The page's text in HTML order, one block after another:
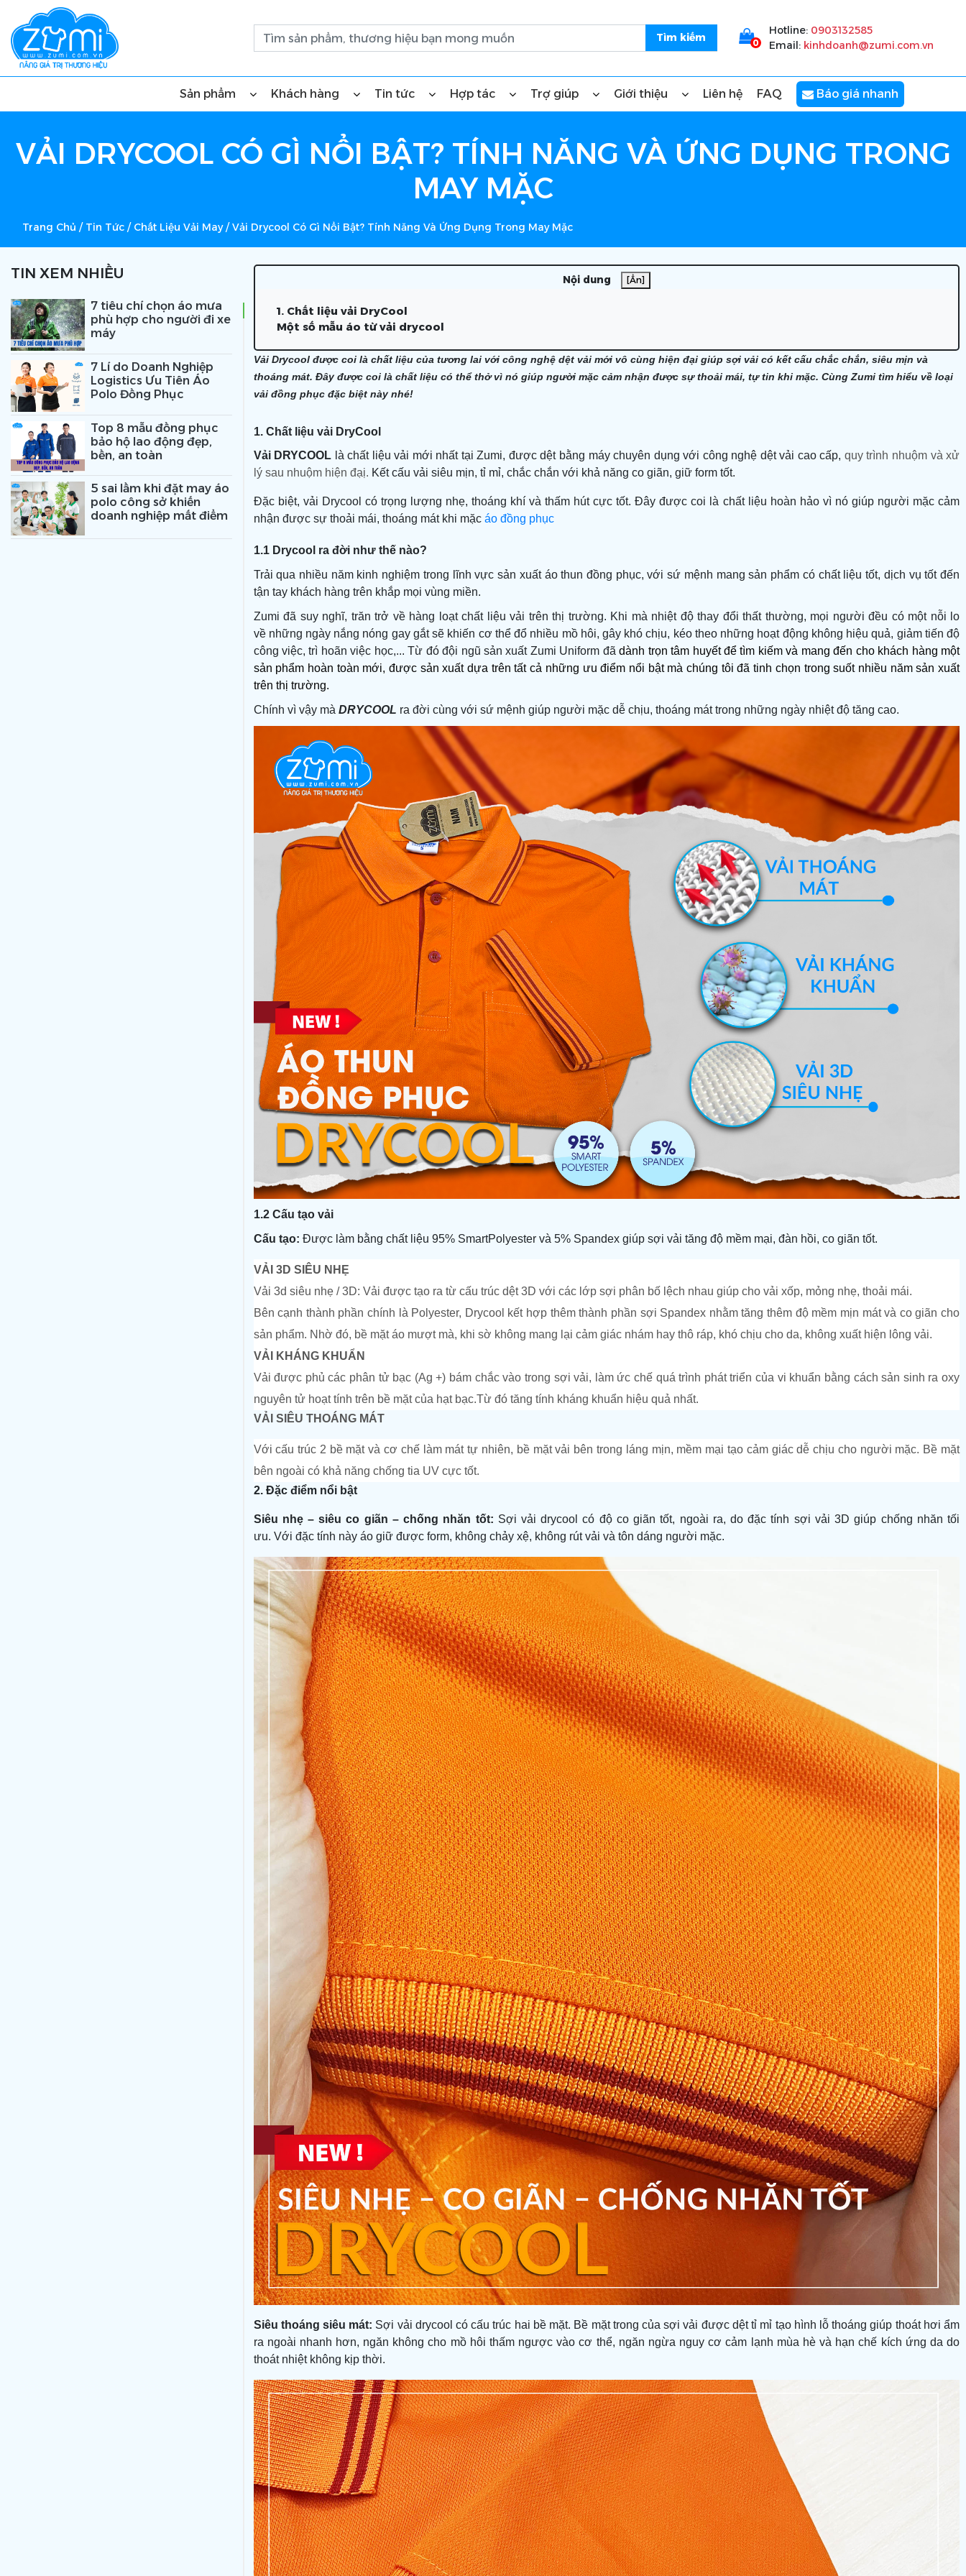
0
Hotline: 0903132585
Email: kinhdoanh@zumi.com.vn
Sản phẩm Khách hàng Tin tức Hợp tác Trợ giúp Giới thiệu Liên hệ FAQ Báo giá nhanh
VẢI DRYCOOL CÓ GÌ NỔI BẬT? TÍNH NĂNG VÀ ỨNG DỤNG TRONG
MAY MẶC
Trang Chủ / Tin Tức / Chất Liệu Vải May / Vải Drycool Có Gì Nổi Bật? Tính Năng Và Ứng Dụng Trong May Mặc
TIN XEM NHIỀU
7 tiêu chí chọn áo mưa
phù hợp cho người đi xe
máy
7 Lí do Doanh Nghiệp
Logistics Ưu Tiên Áo
Polo Đồng Phục
Top 8 mẫu đồng phục
bảo hộ lao động đẹp,
bền, an toàn
5 sai lầm khi đặt may áo
polo công sở khiến
doanh nghiệp mất điểm
Nội dung [Ẩn]
1. Chất liệu vải DryCool
Một số mẫu áo từ vải drycool
Vải Drycool được coi là chất liệu của tương lai với công nghệ dệt vải mới vô cùng hiện đại giúp sợi vải có kết cấu chắc chắn, siêu mịn và
thoáng mát. Đây được coi là chất liệu có thể thở vì nó giúp người mặc cảm nhận được sự thoải mái, tự tin khi mặc. Cùng Zumi tìm hiểu về loại
vải đồng phục đặc biệt này nhé!
1. Chất liệu vải DryCool
Vải DRYCOOL là chất liệuvải mới nhất tại Zumi, được dệt bằng máy chuyên dụng với công nghệ dệt vải cao cấp, quy trình nhuộm và xử
lý sau nhuộm hiện đạị. Kết cấu vải siêu mịn, tỉ mỉ, chắc chắn với khả năng co giãn, giữ form tốt.
Đặc biệt, vải Drycool có trọng lượng nhẹ, thoáng khí và thấm hút cực tốt. Đây được coi là chất liệu hoàn hảo vì nó giúp người mặc cảm
nhận được sự thoải mái, thoáng mátkhi mặc áo đồng phục
1.1 Drycool ra đời như thế nào?
Trải qua nhiều năm kinh nghiệm trong lĩnh vực sản xuất áo thun đồng phục, với sứ mệnh mang sản phẩm có chất liệu tốt, dịch vụ tốt đến
tận tay khách hàng trên khắp mọi vùng miền.
Zumi đã suy nghĩ, trăn trở về hàng loạt chất liệu vải trên thị trường. Khi mà nhiệt độ thay đổi thất thường, mọi người đều có một nỗi lo
về những ngày nắng nóng gay gắt sẽ khiến cơ thể đổ nhiều mồ hôi, gây khó chịu, kéo theo những hoạt động không hiệu quả, giảm tiến độ
công việc, trì hoãn việc học,... Từ đó đội ngũ sản xuất Zumi Uniform đã dành trọn tâm huyết để tìm kiếm và mang đến cho khách hàng một
sản phẩm hoàn toàn mới, được sản xuất dựa trên tất cả những ưu điểm nổi bật mà chúng tôi đã tinh chọn trong suốt nhiều năm sản xuất
trên thị trường.
Chính vì vậy mà DRYCOOL ra đời cùng với sứ mệnh giúp người mặc dễ chịu, thoáng mát trong những ngày nhiệt độ tăng cao.
1.2 Cấu tạo vải
Cấu tạo: Đượclàm bằng chất liệu 95% SmartPolyestervà 5% Spandex giúp sợi vải tăng độ mềm mại, đàn hồi, co giãn tốt.
VẢI 3D SIÊU NHẸ
Vải 3d siêu nhẹ / 3D: Vải được tạo ra từ cấu trúc dệt 3D với các lớp sợi phân bố lệch nhau giúp cho vải xốp, mỏng nhẹ, thoải mái.
Bên cạnh thành phần chính là Polyester, Drycool kết hợp thêm thành phần sợi Spandex nhằm tăng thêm độ mềm mịn mát và co giãn cho
sản phẩm. Nhờ đó, bề mặt áo mượt mà, khi sờ không mang lại cảm giác nhám hay thô ráp, khó chịu cho da, không xuất hiện lông vải.
VẢI
KHÁNGKHUẨN
Vải được phủ các phân tửbạc (Ag +) bám chắc vào trong sợi vải, làm ức chế quá trình phát triển của vi khuẩn bằng cách sản sinh ra oxy
nguyên tử hoạt tính trên bề mặt của hạt bạc.Từ đó tăng tính kháng khuẩn hiệu quả nhất.
VẢI SIÊU THOÁNG MÁT
Với cấu trúc 2 bề mặt và cơ chế làm mát tự nhiên, bề mặtvải bên trong láng mịn, mềm mại tạo cảm giác dễ chịu cho người mặc. Bề mặt
bên ngoài có khả năng chống tia UV cực tốt.
2. Đặc điểm nổi bật
Siêu nhẹ – siêu co giãn – chống nhăn tốt: Sợi vải drycool có độ co giãn tốt, ngoài ra, do đặc tính sợi vải 3D giúp chống nhăntối
ưu. Với đặc tính này áo giữ được form, không chảy xệ, không rút vải và tôn dáng người mặc.
Siêu thoáng siêu mát: Sợi vải drycool có cấu trúc hai bề mặt. Bề mặt trong của sợi vải được dệt tỉ mỉ tạo hình lỗ thoáng giúp thoát hơi ẩm
ra ngoài nhanh hơn, ngăn không cho mồ hôi thấm ngược vào cơ thể, ngăn ngừa nguy cơ cảm lạnh mùa hè và hạn chế kích ứng da do
thoát nhiệt không kịp thời.